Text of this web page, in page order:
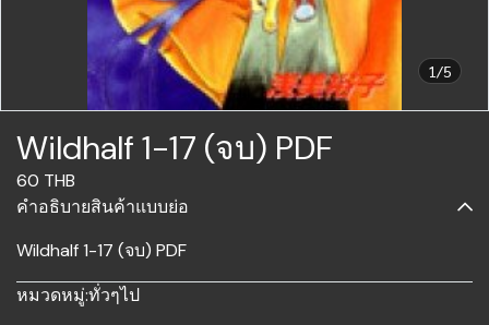
1/5
Wildhalf 1-17 (จบ) PDF
60 THB
คำอธิบายสินค้าแบบย่อ
Wildhalf 1-17 (จบ) PDF
หมวดหมู่:ทั่วๆไป